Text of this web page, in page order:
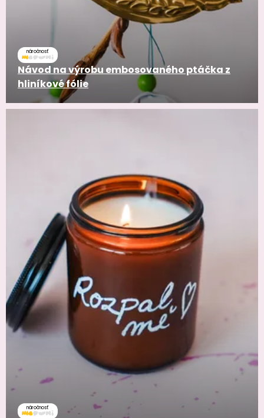
náročnosť
Návod na výrobu embosovaného ptáčka z
hliníkové fólie
náročnosť